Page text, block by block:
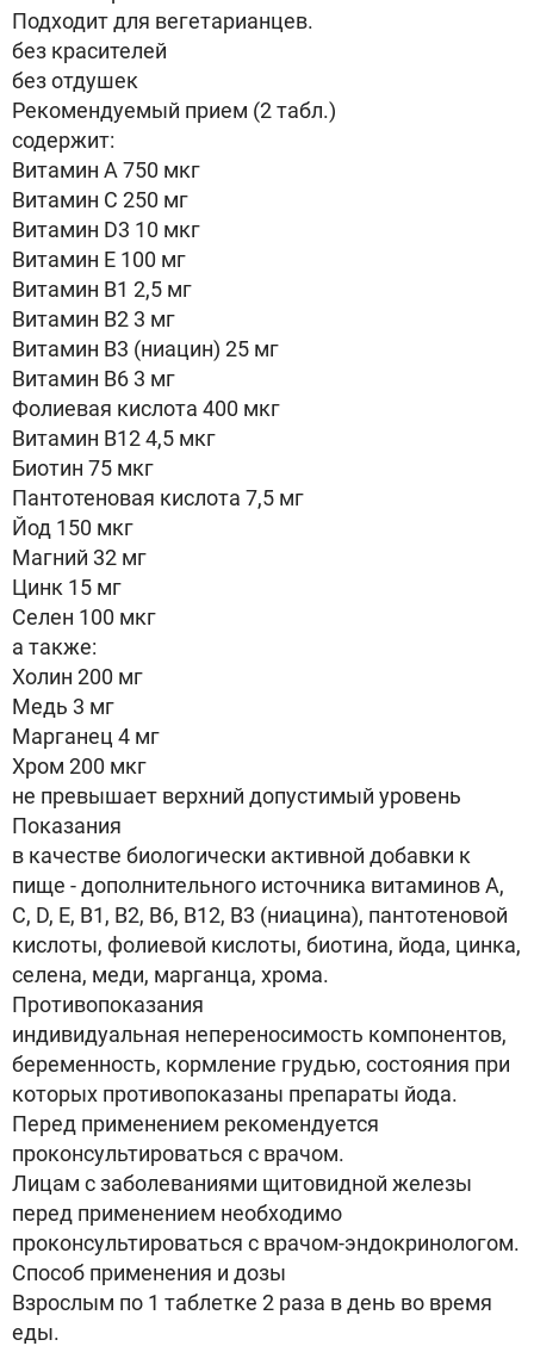
Подходит для вегетарианцев.
без красителей
без отдушек
Рекомендуемый прием (2 табл.)
содержит:
Витамин А 750 мкг
Витамин С 250 мг
Витамин D3 10 мкг
Витамин Е 100 мг
Витамин В1 2,5 мг
Витамин В2 3 мг
Витамин В3 (ниацин) 25 мг
Витамин В6 3 мг
Фолиевая кислота 400 мкг
Витамин В12 4,5 мкг
Биотин 75 мкг
Пантотеновая кислота 7,5 мг
Йод 150 мкг
Магний 32 мг
Цинк 15 мг
Селен 100 мкг
а также:
Холин 200 мг
Медь 3 мг
Марганец 4 мг
Хром 200 мкг
не превышает верхний допустимый уровень
Показания
в качестве биологически активной добавки к
пище - дополнительного источника витаминов А,
С, D, Е, В1, В2, В6, В12, В3 (ниацина), пантотеновой
кислоты, фолиевой кислоты, биотина, йода, цинка,
селена, меди, марганца, хрома.
Противопоказания
индивидуальная непереносимость компонентов,
беременность, кормление грудью, состояния при
которых противопоказаны препараты йода.
Перед применением рекомендуется
проконсультироваться с врачом.
Лицам с заболеваниями щитовидной железы
перед применением необходимо
проконсультироваться с врачом-эндокринологом.
Способ применения и дозы
Взрослым по 1 таблетке 2 раза в день во время
еды.